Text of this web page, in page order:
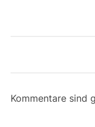
Kommentare sind